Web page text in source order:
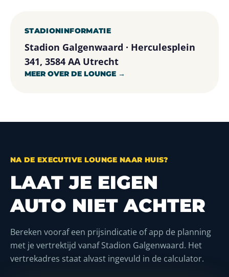
STADIONINFORMATIE
Stadion Galgenwaard · Herculesplein
341, 3584 AA Utrecht
MEER OVER DE LOUNGE →
NA DE EXECUTIVE LOUNGE NAAR HUIS?
LAAT JE EIGEN
AUTO NIET ACHTER
Bereken vooraf een prijsindicatie of app de planning
met je vertrektijd vanaf Stadion Galgenwaard. Het
vertrekadres staat alvast ingevuld in de calculator.